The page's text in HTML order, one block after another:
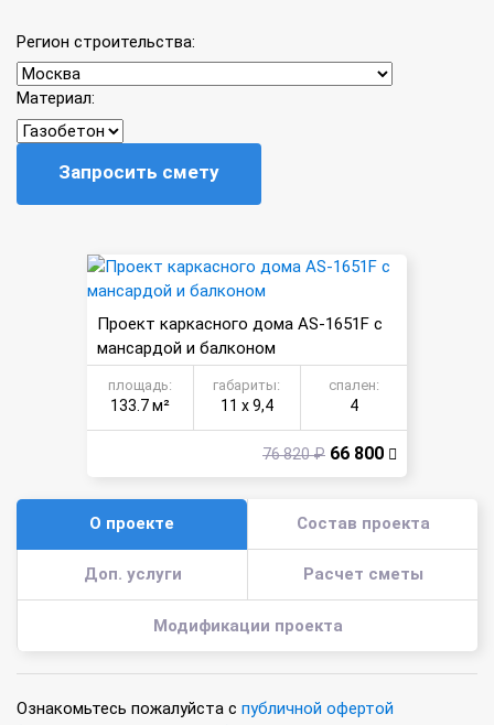
Регион строительства:
Материал:
Запросить смету
Проект каркасного дома AS-1651F с
мансардой и балконом
площадь:
133.7 м²
габариты:
11 х 9,4
спален:
4
76 820 ₽ 66 800
О проекте Состав проекта
Доп. услуги Расчет сметы
Модификации проекта
Ознакомьтесь пожалуйста с публичной офертой